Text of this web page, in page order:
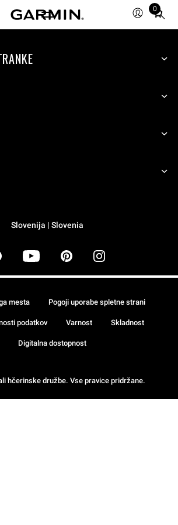
0
Total
items
cart:
Slovenija | Slovenia
hčerinske družbe. Vse pravice pridržane.
mesta Pogoji uporabe spletne strani
podatkov Varnost Skladnost
Digitalna dostopnost